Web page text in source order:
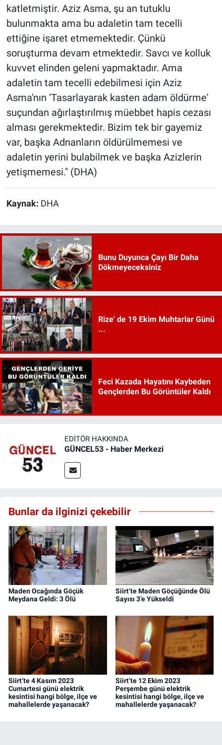
katletmiştir. Aziz Asma, şu an tutuklu
bulunmakta ama bu adaletin tam tecelli
ettiğine işaret etmemektedir. Çünkü
soruşturma devam etmektedir. Savcı ve kolluk
kuvvet elinden geleni yapmaktadır. Ama
adaletin tam tecelli edebilmesi için Aziz
Asma'nın ‘Tasarlayarak kasten adam öldürme'
suçundan ağırlaştırılmış müebbet hapis cezası
alması gerekmektedir. Bizim tek bir gayemiz
var, başka Adnanların öldürülmemesi ve
adaletin yerini bulabilmek ve başka Azizlerin
yetişmemesi." (DHA)
Kaynak: DHA
Bunu Duyunca Çayı Bir Daha
Dökmeyeceksiniz
Rize' de 19 Ekim Muhtarlar Günü
...
Feci Kazada Hayatını Kaybeden
Gençlerden Bu Görüntüler Kaldı
EDITÖR HAKKINDA
GÜNCEL53 - Haber Merkezi
Bunlar da ilginizi çekebilir
Maden Ocağında Göçük
Meydana Geldi: 3 Ölü
Siirt’te Maden Göçüğünde Ölü
Sayısı 3’e Yükseldi
Siirt’te 4 Kasım 2023
Cumartesi günü elektrik
kesintisi hangi bölge, ilçe ve
mahallelerde yaşanacak?
Siirt’te 12 Ekim 2023
Perşembe günü elektrik
kesintisi hangi bölge, ilçe ve
mahallelerde yaşanacak?